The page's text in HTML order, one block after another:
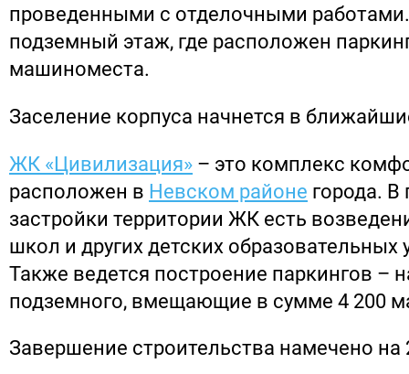
проведенными с отделочными
подземный этаж, где расположен
машиноместа.
Заселение корпуса начнется в
ЖК «Цивилизация» – это комплекс
расположен в Невском районе города. В
застройки территории ЖК есть
школ и других детских образовательных
Также ведется построение паркингов –
подземного, вмещающие в сумме 4 200
Завершение строительства намечено на